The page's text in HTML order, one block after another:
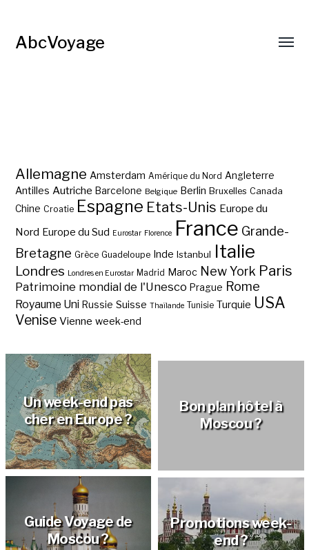
AbcVoyage
Allemagne Amsterdam Amérique du Nord Angleterre
Antilles Autriche Barcelone Belgique Berlin Bruxelles Canada
Chine Croatie Espagne Etats-Unis Europe du
Nord Europe du Sud Eurostar Florence France Grande-
Bretagne Grèce Guadeloupe Inde Istanbul Italie
Londres Londres en Eurostar Madrid Maroc New York Paris
Patrimoine mondial de l'Unesco Prague Rome
Royaume Uni Russie Suisse Thaïlande Tunisie Turquie USA
Venise Vienne week-end
Un week-end pas
cher en Europe ?
Bon plan hôtel à
Moscou ?
Guide Voyage de
Moscou ?
Promotions week-
end ?